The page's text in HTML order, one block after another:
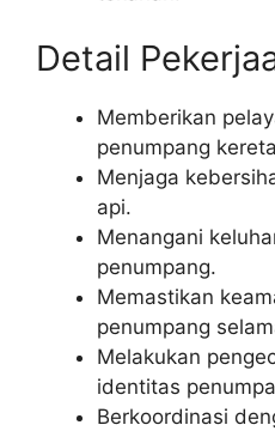
Detail
Memberikan
penumpang
Menjaga
api.
Menangani
penumpang.
Memastikan
penumpang
Melakukan
identitas
Berkoordinasi